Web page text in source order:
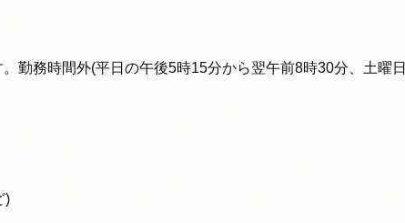
勤務時間外(平日の午後5時15分から翌午前8時30分、土曜
)